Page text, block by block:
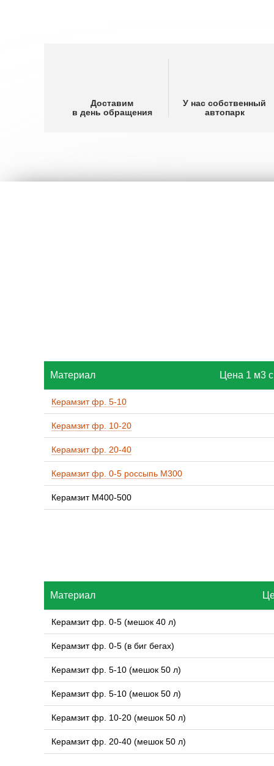
Доставим
в день обращения
У нас собственный
автопарк
Материал Цена 1 м3
Керамзит фр. 5-10
Керамзит фр. 10-20
Керамзит фр. 20-40
Керамзит фр. 0-5 россыпь М300
Керамзит М400-500
Материал
Керамзит фр. 0-5 (мешок 40 л)
Керамзит фр. 0-5 (в биг бегах)
Керамзит фр. 5-10 (мешок 50 л)
Керамзит фр. 5-10 (мешок 50 л)
Керамзит фр. 10-20 (мешок 50 л)
Керамзит фр. 20-40 (мешок 50 л)